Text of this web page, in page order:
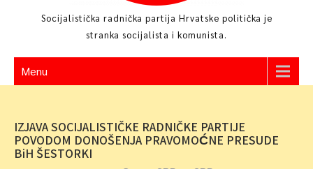
Socijalistička radnička partija Hrvatske politička je
stranka socijalista i komunista.
Menu
IZJAVA SOCIJALISTIČKE RADNIČKE PARTIJE
POVODOM DONOŠENJA PRAVOMOĆNE PRESUDE
BiH ŠESTORKI